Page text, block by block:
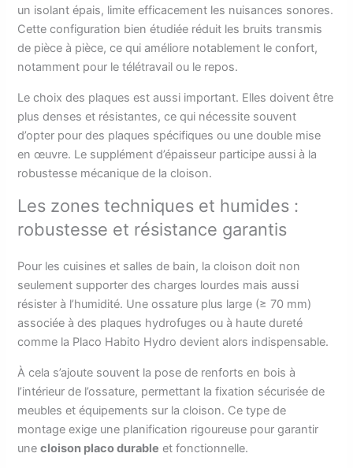
un isolant épais, limite efficacement les nuisances sonores.
Cette configuration bien étudiée réduit les bruits transmis
de pièce à pièce, ce qui améliore notablement le confort,
notamment pour le télétravail ou le repos.
Le choix des plaques est aussi important. Elles doivent être
plus denses et résistantes, ce qui nécessite souvent
d’opter pour des plaques spécifiques ou une double mise
en œuvre. Le supplément d’épaisseur participe aussi à la
robustesse mécanique de la cloison.
Les zones techniques et humides :
robustesse et résistance garantis
Pour les cuisines et salles de bain, la cloison doit non
seulement supporter des charges lourdes mais aussi
résister à l’humidité. Une ossature plus large (≥ 70 mm)
associée à des plaques hydrofuges ou à haute dureté
comme la Placo Habito Hydro devient alors indispensable.
À cela s’ajoute souvent la pose de renforts en bois à
l’intérieur de l’ossature, permettant la fixation sécurisée de
meubles et équipements sur la cloison. Ce type de
montage exige une planification rigoureuse pour garantir
unecloison placo durable et fonctionnelle.